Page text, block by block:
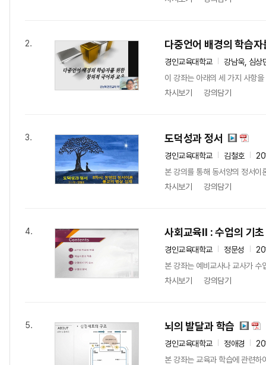
2. 다중언어 배경의 학습
경인교육대학교
강남욱, 심상
이 강좌는 아래의 세 가지 사항
차시보기
강의담기
3. 도덕성과 정서
경인교육대학교 김철호
본 강의를 통해 동서양의 정서이
차시보기
강의담기
4. 사회교육Ⅱ : 수업의 기초
경인교육대학교 정문성
본 강좌는 예비교사나 교사가
차시보기
강의담기
5. 뇌의 발달과 학습
경인교육대학교 정애경
본 강좌는 교육과 학습에 관련하